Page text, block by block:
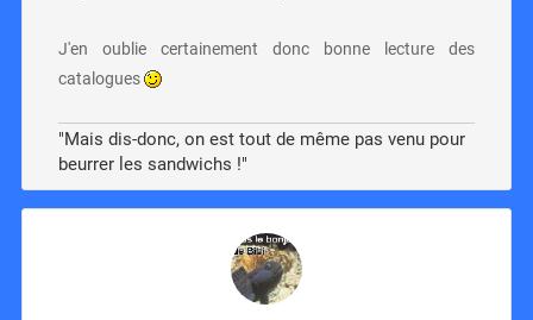
J'en oublie certainement donc bonne lecture des
catalogues
"Mais dis-donc, on est tout de même pas venu pour
beurrer les sandwichs !"